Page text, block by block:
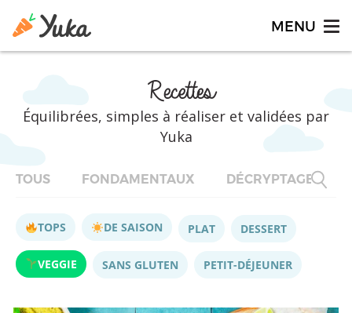
Recettes
Équilibrées, simples à réaliser et validées par
Yuka
TOUS FONDAMENTAUX DÉCRYPTAGES
TOPS DE SAISON PLAT DESSERT
VEGGIE SANS GLUTEN PETIT-DÉJEUNER